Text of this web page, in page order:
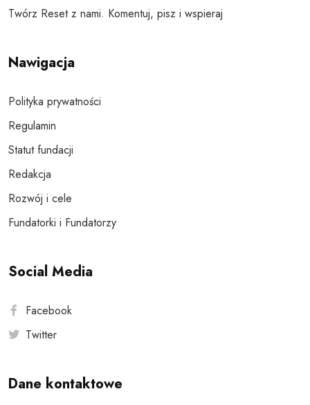
Twórz Reset z nami. Komentuj, pisz i wspieraj
Nawigacja
Polityka prywatności
Regulamin
Statut fundacji
Redakcja
Rozwój i cele
Fundatorki i Fundatorzy
Social Media
Facebook
Twitter
Dane kontaktowe